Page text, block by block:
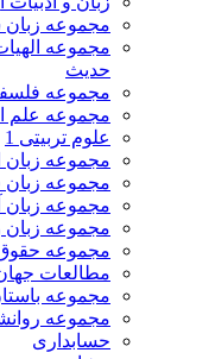
مجموعه
مجموعه
حدیث
مجموعه
مجموعه علم
علوم تربیتی 1
مجموعه زبان
مجموعه زبان
مجموعه زبان
مجموعه
مجموعه
مطالعات
مجموعه
مجموعه
حسابداری